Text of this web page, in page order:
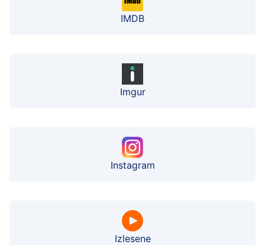
IMDB
Imgur
Instagram
Izlesene